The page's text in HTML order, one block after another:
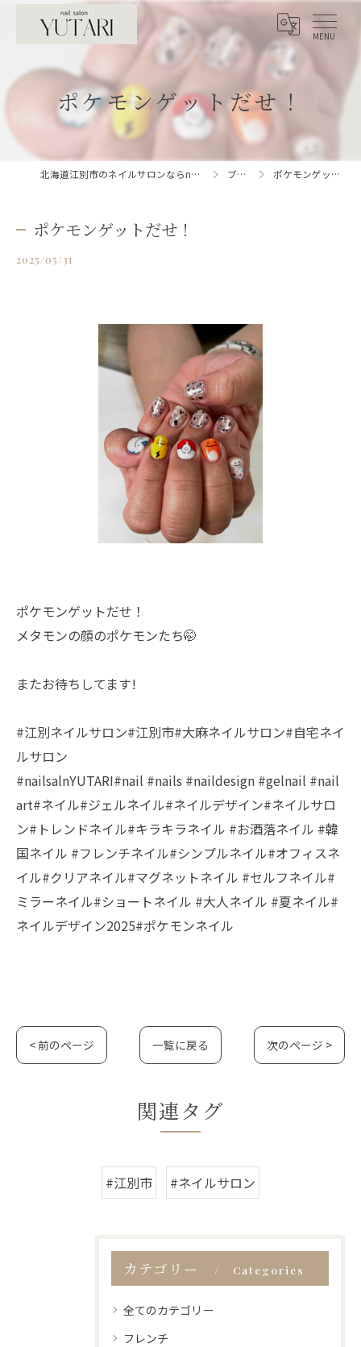
ポケモンゲットだせ！
北海道江別市のネイルサロンならnailsalon YUTARI ブログ ポケモンゲットだせ！
ポケモンゲットだせ！
2025/05/31
ポケモンゲットだせ！
メタモンの顔のポケモンたち🤭
またお待ちしてます!
#江別ネイルサロン#江別市#大麻ネイルサロン#自宅ネイ
ルサロン
#nailsalnYUTARI#nail #nails #naildesign #gelnail #nail
art#ネイル#ジェルネイル#ネイルデザイン#ネイルサロ
ン#トレンドネイル#キラキラネイル #お酒落ネイル #韓
国ネイル #フレンチネイル#シンプルネイル#オフィスネ
イル#クリアネイル#マグネットネイル #セルフネイル#
ミラーネイル#ショートネイル #大人ネイル #夏ネイル#
ネイルデザイン2025#ポケモンネイル
< 前のページ 一覧に戻る 次のページ >
関連タグ
#江別市 #ネイルサロン
カテゴリー Categories
全てのカテゴリー
フレンチ